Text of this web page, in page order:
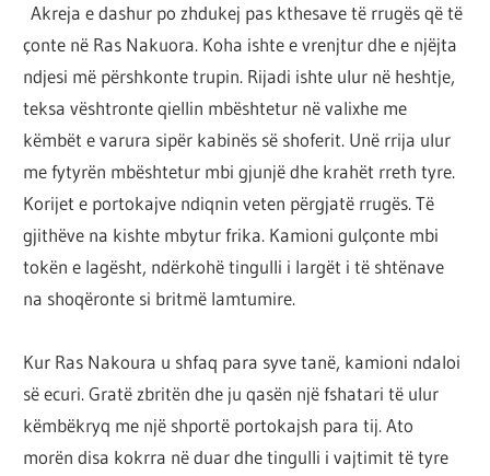
Akreja e dashur po zhdukej pas kthesave të rrugës që të
çonte në Ras Nakuora. Koha ishte e vrenjtur dhe e njëjta
ndjesi më përshkonte trupin. Rijadi ishte ulur në heshtje,
teksa vështronte qiellin mbështetur në valixhe me
këmbët e varura sipër kabinës së shoferit. Unë rrija ulur
me fytyrën mbështetur mbi gjunjë dhe krahët rreth tyre.
Korijet e portokajve ndiqnin veten përgjatë rrugës. Të
gjithëve na kishte mbytur frika. Kamioni gulçonte mbi
tokën e lagësht, ndërkohë tingulli i largët i të shtënave
na shoqëronte si britmë lamtumire.
Kur Ras Nakoura u shfaq para syve tanë, kamioni ndaloi
së ecuri. Gratë zbritën dhe ju qasën një fshatari të ulur
këmbëkryq me një shportë portokajsh para tij. Ato
morën disa kokrra në duar dhe tingulli i vajtimit të tyre